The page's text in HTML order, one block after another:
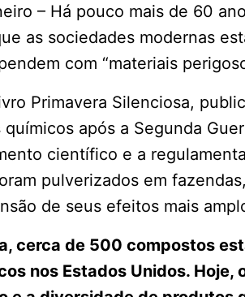
– Há pouco mais de 60
as sociedades modernas
com “materiais
Primavera Silenciosa,
químicos após a Segunda
científico e a
pulverizados em
de seus efeitos mais
cerca de 500 compostos
nos Estados Unidos.